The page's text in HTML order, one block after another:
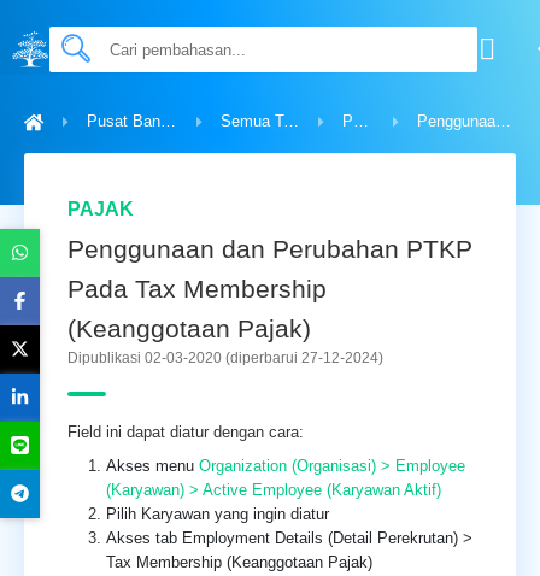
Pusat Bantuan Semua Topik Pajak Penggunaan dan Perubahan PTKP Pada Tax Membership (Keanggotaan Pajak)
PAJAK
Penggunaan dan Perubahan PTKP
Pada Tax Membership
(Keanggotaan Pajak)
Dipublikasi 02-03-2020 (diperbarui 27-12-2024)
Field ini dapat diatur dengan cara:
Akses menu Organization (Organisasi) > Employee
(Karyawan) > Active Employee (Karyawan Aktif)
Pilih Karyawan yang ingin diatur
Akses tab Employment Details (Detail Perekrutan) >
Tax Membership (Keanggotaan Pajak)